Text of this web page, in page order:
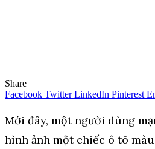
Share
Facebook Twitter LinkedIn Pinterest
Mới đây, một người dùng
hình ảnh một chiếc ô tô